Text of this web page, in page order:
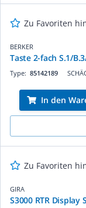
Zu Favoriten
BERKER
Taste 2-fach S.1/
Type: 85142189
In den
Zu Favoriten
GIRA
S3000 RTR Display